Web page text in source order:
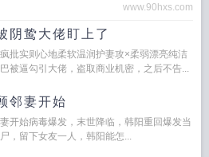
www.90hxs.com
阴鸷大佬盯上了
批实则心地柔软温润护妻攻×柔弱漂亮纯洁
被逼勾引大佬，盗取商业机密，之后不告...
邻妻开始
开始病毒爆发，末世降临，韩阳重回爆发当
，留下女友一人，韩阳能怎...